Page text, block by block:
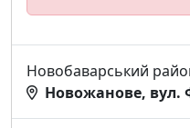
Новобаварський
Новожанове, вул.